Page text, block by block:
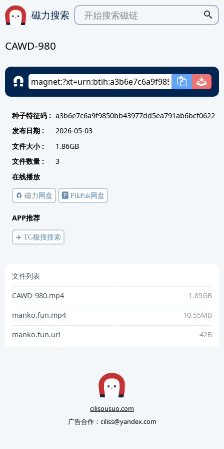
磁力搜索
CAWD-980
种子特征码 : a3b6e7c6a9f9850bb43977dd5ea791ab6bcf0622
发布日期 :
2026-05-03
文件大小 :
1.86GB
文件数量 :
3
在线播放
🧲 磁力网盘 🅿️ PikPak网盘
APP推荐
✈️ TG极搜搜索
文件列表
CAWD-980.mp4 1.85GB
manko.fun.mp4 10.55MB
manko.fun.url 42B
cilisousuo.com
广告合作： ciliss@yandex.com